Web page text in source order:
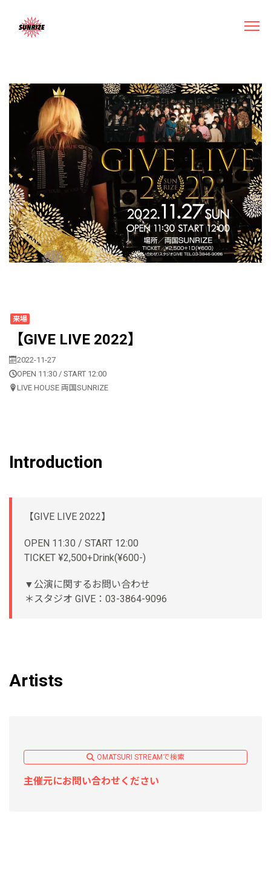
来場
【GIVE LIVE 2022】
2022-11-27
OPEN 11:30 / START 12:00
LIVE HOUSE 両国SUNRIZE
Introduction
【GIVE LIVE 2022】
OPEN 11:30 / START 12:00
TICKET ¥2,500+Drink(¥600-)
▼公演に関するお問い合わせ
＊スタジオ GIVE：03-3864-9096
Artists
OMATSURI STREAMで検索
主催元にお問い合わせください